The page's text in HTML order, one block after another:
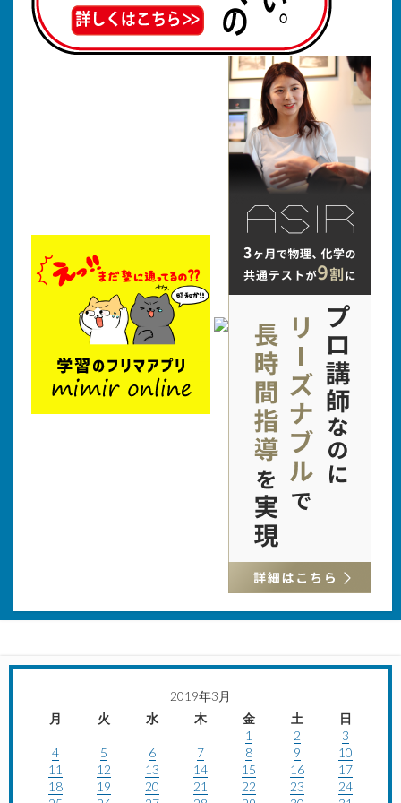
2019年3月
月
火 水 木 金 土
日
1
2
3
4
5 6 7 8 9
10
11
12 13 14 15 16
17
18
19 20 21 22 23
24